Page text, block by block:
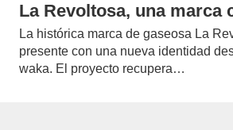
La Revoltosa, una marca
La histórica marca de gaseosa La
presente con una nueva identidad
waka. El proyecto recupera…